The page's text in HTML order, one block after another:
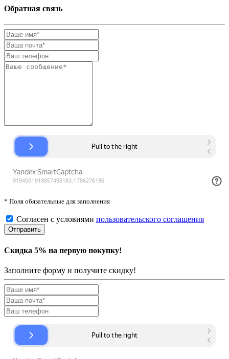
Обратная связь
* Поля обязательные для заполнения
Согласен с условиями пользовательского соглашения
Скидка 5% на первую покупку!
Заполните форму и получите скидку!